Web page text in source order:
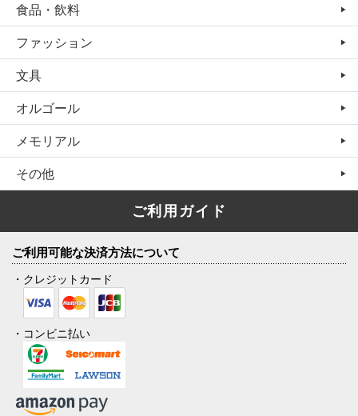
食品・飲料
ファッション
文具
オルゴール
メモリアル
その他
ご利用ガイド
ご利用可能な決済方法について
・クレジットカード
・コンビニ払い